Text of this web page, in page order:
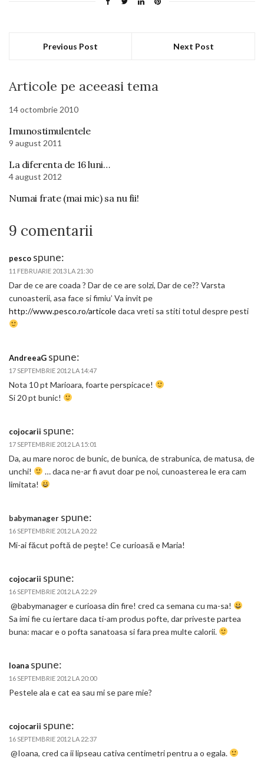
Previous Post Next Post
Articole pe aceeasi tema
14 octombrie 2010
Imunostimulentele
9 august 2011
La diferenta de 16 luni…
4 august 2012
Numai frate (mai mic) sa nu fii!
9 comentarii
pesco spune:
11 FEBRUARIE 2013 LA 21:30
Dar de ce are coada ? Dar de ce are solzi, Dar de ce?? Varsta
cunoasterii, asa face si fimiu’ Va invit pe
http://www.pesco.ro/articoledaca vreti sa stiti totul despre pesti
AndreeaG spune:
17 SEPTEMBRIE 2012 LA 14:47
Nota 10 pt Marioara, foarte perspicace!
Si 20 pt bunic!
cojocarii spune:
17 SEPTEMBRIE 2012 LA 15:01
Da, au mare noroc de bunic, de bunica, de strabunica, de matusa, de
unchi!
… daca ne-ar fi avut doar pe noi, cunoasterea le era cam
limitata!
babymanager spune:
16 SEPTEMBRIE 2012 LA 20:22
Mi-ai făcut poftă de peşte! Ce curioasă e Maria!
cojocarii spune:
16 SEPTEMBRIE 2012 LA 22:29
@babymanager e curioasa din fire! cred ca semana cu ma-sa!
Sa imi fie cu iertare daca ti-am produs pofte, dar priveste partea
buna: macar e o pofta sanatoasa si fara prea multe calorii.
Ioana spune:
16 SEPTEMBRIE 2012 LA 20:00
Pestele ala e cat ea sau mi se pare mie?
cojocarii spune:
16 SEPTEMBRIE 2012 LA 22:37
@Ioana, cred ca ii lipseau cativa centimetri pentru a o egala.